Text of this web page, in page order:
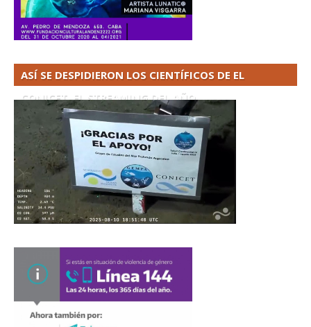
ASÍ SE DESPIDIERON LOS CIENTÍFICOS DE EL
CONICET. EL STREAMING DEL AÑO